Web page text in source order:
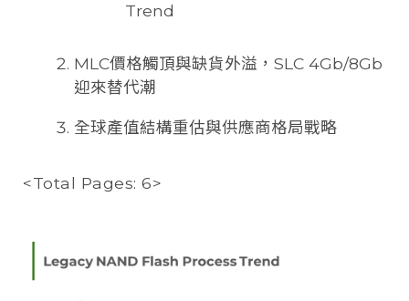
Trend
MLC價格觸頂與缺貨外溢，SLC 4Gb/8Gb
迎來替代潮
全球產值結構重估與供應商格局戰略
<Total Pages: 6>